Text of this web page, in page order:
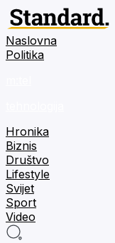
Naslovna
Politika
Hronika
Biznis
Društvo
Lifestyle
Svijet
Sport
Video